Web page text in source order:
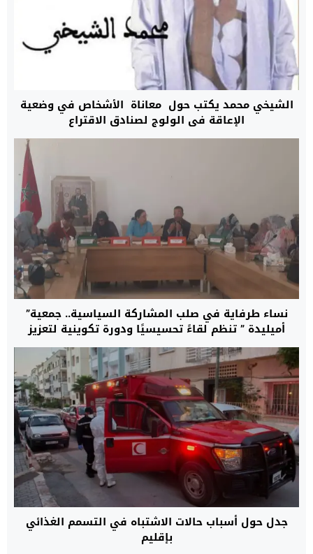
الشيخي محمد يكتب حول معاناة الأشخاص في وضعية
الإعاقة في الولوج لصنادق الاقتراع
نساء طرفاية في صلب المشاركة السياسية.. جمعية”
أميليدة ” تنظم لقاءً تحسيسيًا ودورة تكوينية لتعزيز
القيادة النسائية
جدل حول أسباب حالات الاشتباه في التسمم الغذائي
بإقليم